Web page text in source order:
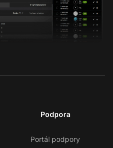
Podpora
Portál podpory